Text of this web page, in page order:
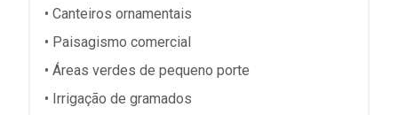
• Canteiros ornamentais
• Paisagismo comercial
• Áreas verdes de pequeno porte
• Irrigação de gramados